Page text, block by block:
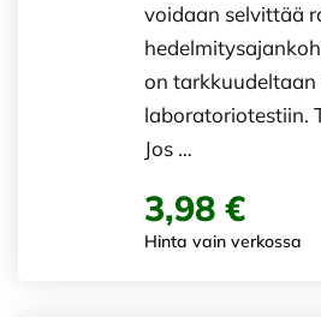
voidaan selvittää
on
laboratoriotestiin.
Jos …
3,98 €
Hinta vain verkossa